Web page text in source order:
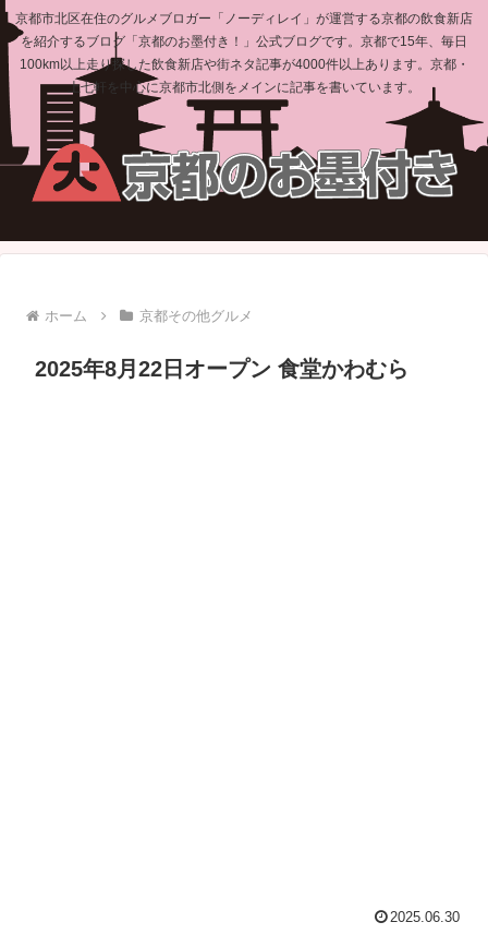
京都市北区在住のグルメブロガー「ノーディレイ」が運営する京都の飲食新店
を紹介するブログ「京都のお墨付き！」公式ブログです。京都で15年、毎日
100km以上走り探した飲食新店や街ネタ記事が4000件以上あります。京都・
上七軒を中心に京都市北側をメインに記事を書いています。
ホーム 京都その他グルメ
2025年8月22日オープン 食堂かわむら
2025.06.30